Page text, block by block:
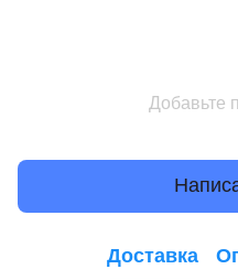
Добавьте
Доставка